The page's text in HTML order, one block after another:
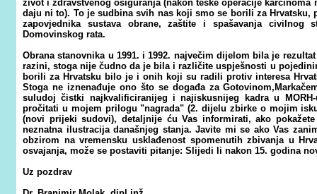
život i zdravstvenog osiguranja (nakon teške operacije
daju ni to). To je sudbina svih nas koji smo se borili za
zapovjednika sustava obrane, zaštite i spašavanja
Domovinskog rata.
Obrana stanovnika u 1991. i 1992. največim dijelom bila je
razini, stoga nije čudno da je bila i različite uspješnosti u
borili za Hrvatsku bilo je i onih koji su radili protiv interesa
Stoga ne iznenađuje ono što se događa za
suludoj čistki najkvalificiranijeg i najiskusnijeg kadra u
pročitati u mojem prilogu "nagrada" (2. dijelu zbirke o mojim
(novi prijeki sudovi), detaljnije ću Vas informirati, ako
neznatna ilustracija današnjeg stanja. Javite mi se ako Vas
obzirom na vremensku usklađenost spomenutih zbivanja u
osvajanja, može se postaviti pitanje: Slijedi li nakon 15. godina
Uz pozdrav